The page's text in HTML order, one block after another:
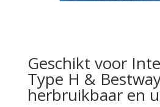
Geschikt voor
Type H &
herbruikbaar en